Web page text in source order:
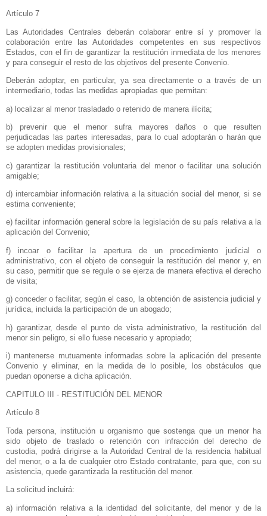
Artículo 7
Las Autoridades Centrales deberán colaborar entre sí y promover la
colaboración entre las Autoridades competentes en sus respectivos
Estados, con el fin de garantizar la restitución inmediata de los menores
y para conseguir el resto de los objetivos del presente Convenio.
Deberán adoptar, en particular, ya sea directamente o a través de un
intermediario, todas las medidas apropiadas que permitan:
a) localizar al menor trasladado o retenido de manera ilícita;
b) prevenir que el menor sufra mayores daños o que resulten
perjudicadas las partes interesadas, para lo cual adoptarán o harán que
se adopten medidas provisionales;
c) garantizar la restitución voluntaria del menor o facilitar una solución
amigable;
d) intercambiar información relativa a la situación social del menor, si se
estima conveniente;
e) facilitar información general sobre la legislación de su país relativa a la
aplicación del Convenio;
f) incoar o facilitar la apertura de un procedimiento judicial o
administrativo, con el objeto de conseguir la restitución del menor y, en
su caso, permitir que se regule o se ejerza de manera efectiva el derecho
de visita;
g) conceder o facilitar, según el caso, la obtención de asistencia judicial y
jurídica, incluida la participación de un abogado;
h) garantizar, desde el punto de vista administrativo, la restitución del
menor sin peligro, si ello fuese necesario y apropiado;
i) mantenerse mutuamente informadas sobre la aplicación del presente
Convenio y eliminar, en la medida de lo posible, los obstáculos que
puedan oponerse a dicha aplicación.
CAPITULO III - RESTITUCIÓN DEL MENOR
Artículo 8
Toda persona, institución u organismo que sostenga que un menor ha
sido objeto de traslado o retención con infracción del derecho de
custodia, podrá dirigirse a la Autoridad Central de la residencia habitual
del menor, o a la de cualquier otro Estado contratante, para que, con su
asistencia, quede garantizada la restitución del menor.
La solicitud incluirá:
a) información relativa a la identidad del solicitante, del menor y de la